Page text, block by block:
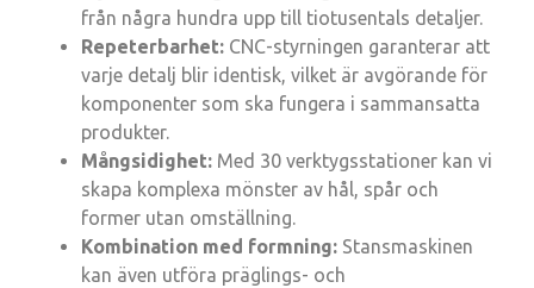
från några hundra upp till tiotusentals detaljer.
Repeterbarhet: CNC-styrningen garanterar att
varje detalj blir identisk, vilket är avgörande för
komponenter som ska fungera i sammansatta
produkter.
Mångsidighet: Med 30 verktygsstationer kan vi
skapa komplexa mönster av hål, spår och
former utan omställning.
Kombination med formning: Stansmaskinen
kan även utföra präglings- och